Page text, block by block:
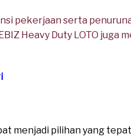
pekerjaan serta
Heavy Duty LOTO juga
menjadi pilihan yang